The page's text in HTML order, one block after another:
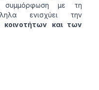
με τη
ενισχύει την
και των